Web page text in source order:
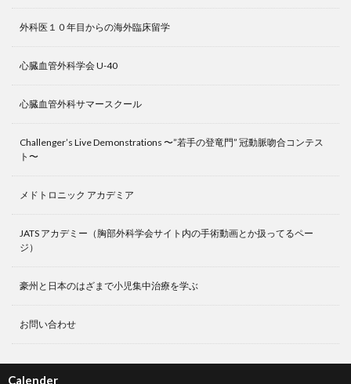
外科医１０年目からの海外臨床留学
心臓血管外科学会 U-40
心臓血管外科サマースクール
Challenger’s Live Demonstrations 〜”若手の登竜門” 冠動脈吻合コンテス
ト〜
メドトロニック アカデミア
JATS アカデミー（胸部外科学会サイト内の手術動画とか扱ってるペー
ジ）
豪州と日本のはざまで小児集中治療を学ぶ
お問い合わせ
Calender